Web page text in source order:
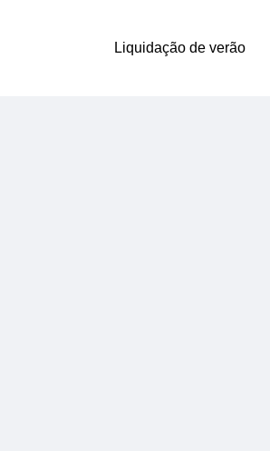
Liquidação de verão